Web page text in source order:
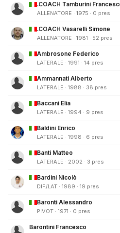
.COACH Tamburini
ALLENATORE · 1975 · 0 pres
.COACH Vasarelli Simone
ALLENATORE · 1981 · 52 pres
Ambrosone Federico
LATERALE · 1991 · 14 pres
Ammannati Alberto
LATERALE · 1988 · 38 pres
Baccani Elia
LATERALE · 1994 · 9 pres
Baldini Enrico
LATERALE · 1998 · 6 pres
Banti Matteo
LATERALE · 2002 · 3 pres
Bardini Nicolò
DIF/LAT · 1989 · 19 pres
Baronti Alessandro
PIVOT · 1971 · 0 pres
Barontini Francesco